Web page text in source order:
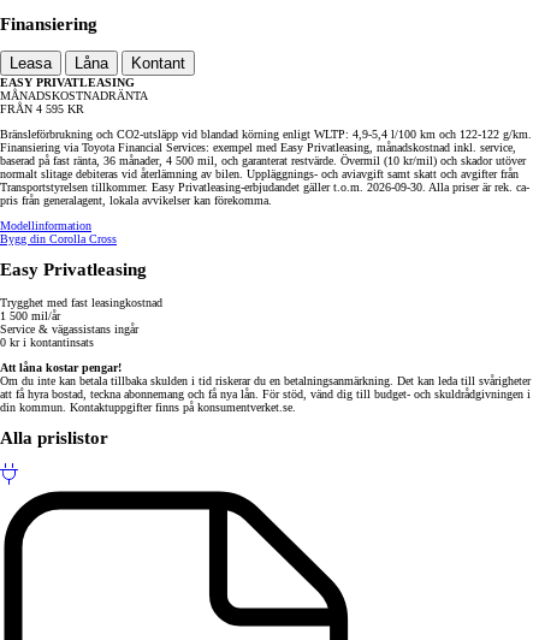
Finansiering
Leasa Låna Kontant
EASY PRIVATLEASING
MÅNADSKOSTNAD
FRÅN 4 595 KR
RÄNTA
Bränsleförbrukning och CO2-utsläpp vid blandad körning enligt WLTP: 4,9-5,4 l/100 km och 122-122 g/km.
Finansiering via Toyota Financial Services: exempel med Easy Privatleasing, månadskostnad inkl. service,
baserad på fast ränta, 36 månader, 4 500 mil, och garanterat restvärde. Övermil (10 kr/mil) och skador utöver
normalt slitage debiteras vid återlämning av bilen. Uppläggnings- och aviavgift samt skatt och avgifter från
Transportstyrelsen tillkommer. Easy Privatleasing-erbjudandet gäller t.o.m. 2026-09-30. Alla priser är rek. ca-
pris från generalagent, lokala avvikelser kan förekomma.
Modellinformation
Bygg din Corolla Cross
Easy Privatleasing
Trygghet med fast leasingkostnad
1 500 mil/år
Service & vägassistans ingår
0 kr i kontantinsats
Att låna kostar pengar!
Om du inte kan betala tillbaka skulden i tid riskerar du en betalningsanmärkning. Det kan leda till svårigheter
att få hyra bostad, teckna abonnemang och få nya lån. För stöd, vänd dig till budget- och skuldrådgivningen i
din kommun. Kontaktuppgifter finns på konsumentverket.se.
Alla prislistor